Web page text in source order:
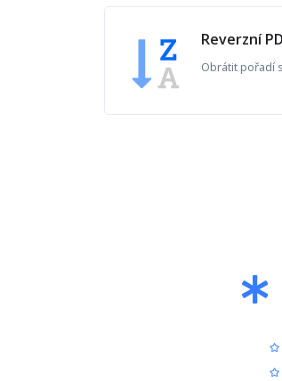
Reverzní
Obrátit pořadí